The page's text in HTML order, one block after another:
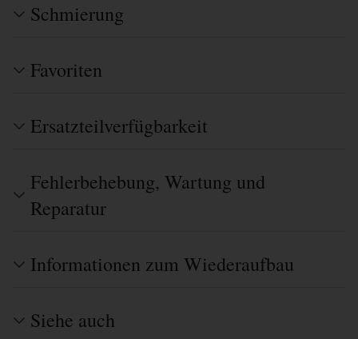
Schmierung
Favoriten
Ersatzteilverfügbarkeit
Fehlerbehebung, Wartung und
Reparatur
Informationen zum Wiederaufbau
Siehe auch